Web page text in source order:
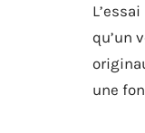
qu’un
une